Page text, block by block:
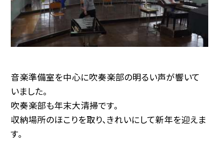
音楽準備室を中心に吹奏楽部の明るい声が響いて
いました。
吹奏楽部も年末大清掃です。
収納場所のほこりを取り、きれいにして新年を迎えま
す。